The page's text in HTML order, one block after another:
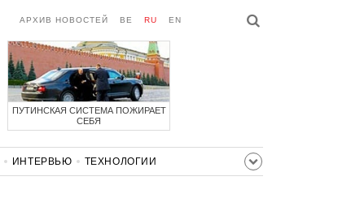
АРХИВ НОВОСТЕЙ BE RU EN
ПУТИНСКАЯ СИСТЕМА ПОЖИРАЕТ
СЕБЯ
ИНТЕРВЬЮ
ТЕХНОЛОГИИ